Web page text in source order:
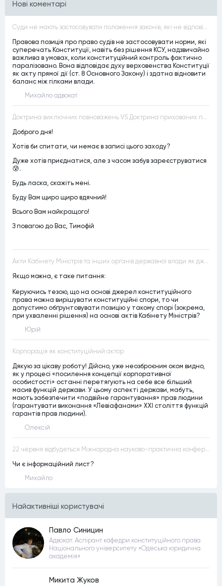
Нові коментарі
Суди не мають застосовувати положення законів, які не відповідають Конституції, незалежно від того, чи визнавалися вони Конституційним Судом України неконституційними, тобто закони, що суперечать Конституції України не можуть застосовуватися навіть у випадках, коли вони є чинними
Правова позиція про право судів не застосовувати норми, які
суперечать Конституції, навіть без рішення КСУ, надзвичайно
важлива в умовах, коли конституційний контроль фактично
паралізовано. Вона відповідає духу верховенства Конституції
як акту прямої дії (ст. 8 Основного Закону) і здатна відновити
баланс між гілками влади.
Михайло адвокат
Доктрина виключних повноважень VS Доктрина прихованих повноважень
Доброго дня!
Хотів би спитати, чи немає в записі цього заходу?
Дуже хотів приєднатися, але з часом забув зареєструватися
😰.
Будь ласка, скажіть мені.
Буду Вам щиро щиро вдячний!
Всього Вам найкращого!
З повагою до Вас, Тимофій
Акти Кабінету Міністрів та інших органів державної влади як джерела конституційного права
Якщо можна, є таке питання:
Керуючись тезою, що на основі джерел конституційного
права можна вирішувати конституційні спори, то чи
допустимо обґрунтовувати позицію у такому спорі (зокрема,
при ухваленні рішення) на основі актів Кабінету Міністрів?
Юрій
Корпорація як конституційний актор
Дякую за цікаву роботу! Дійсно, уже неозброєним оком видно,
як у процесі «посилення концепції корпоративної
особистості» останні перетягують на себе все більший
масив функцій держави. У цьому аспекті держави, мабуть,
мають забезпечити «подвійне гарантування» прав людини
(гарантувати виконання «Левіафанами» ХХІ століття функцій
гарантів прав людини).
Олексій
22 червня відбудеться Міжнародна науково-практична конференція “Конституційна демократія в умовах загроз територіальній цілісності та національній безпеці”
Чи є інформаційний лист?
Михайло
Найактивнiшi користувачi
Павло Синицин
Адвокат. Аспірант кафедри конституційного права
Національного університету «Одеська юридична
академія»
Микита Жуков